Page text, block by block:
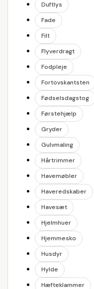
Duftlys
Fade
Filt
Flyverdragt
Fodpleje
Fortovskantsten
Fødselsdagstog
Førstehjælp
Gryder
Gulvmaling
Hårtrimmer
Havemøbler
Haveredskaber
Havesæt
Hjelmhuer
Hjemmesko
Husdyr
Hylde
Hæfteklammer